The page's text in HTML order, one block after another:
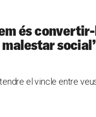
és
el vincle entre